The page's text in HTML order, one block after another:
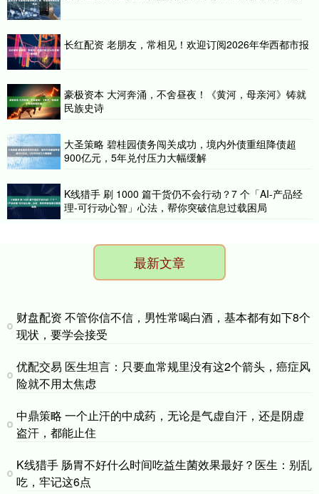
长红配资 老朋友，常相见！欢迎订阅2026年华西都市报
豪极资本 大河奔涌，不舍昼夜！《黄河，母亲河》铸就
民族史诗
大圣策略 碧桂园债务闯关成功，境内外债重组降债超
900亿元，5年兑付压力大幅缓解
K线猎手 刷 1000 篇干货仍不会行动？7 个「AI-产品经
理-可行动心智」心法，帮你突破信息过载困局
最新文章
财盘配资 不管你信不信，男性常喝白酒，基本都有如下8个
现状，要学会接受
优配交易 医生坦言：只要血常规里没有这2个箭头，癌症风
险就不用太焦虑
中鼎策略 一个止汗的中成药，无论是气虚自汗，还是阴虚
盗汗，都能止住
K线猎手 肠胃不好什么时间吃益生菌效果最好？医生：别乱
吃，牢记这6点